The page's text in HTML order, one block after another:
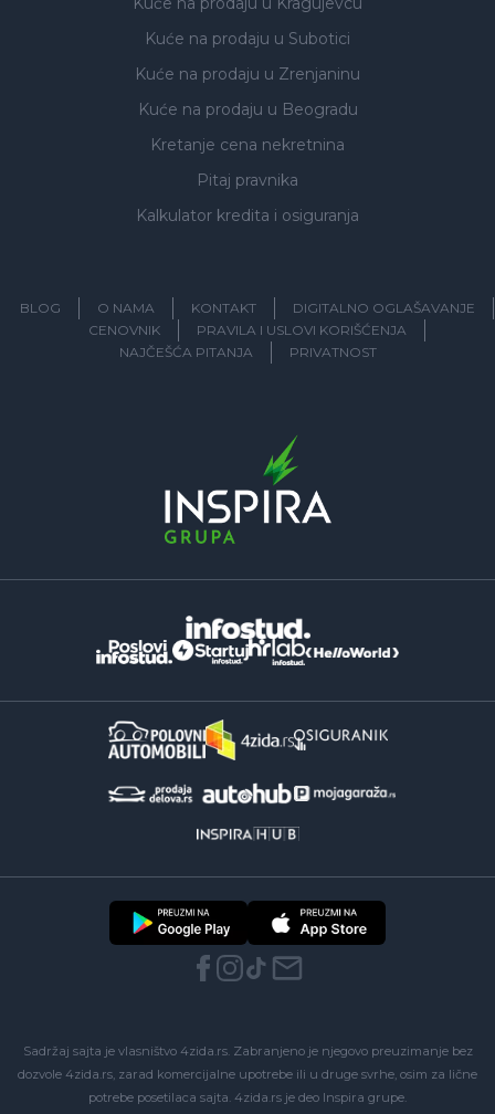
Kuće na prodaju u Subotici
Kuće na prodaju u Zrenjaninu
Kuće na prodaju u Beogradu
Kretanje cena nekretnina
Pitaj pravnika
Kalkulator kredita i osiguranja
BLOG O NAMA KONTAKT
DIGITALNO OGLAŠAVANJE
CENOVNIK
PRAVILA I USLOVI KORIŠĆENJA
NAJČEŠĆA PITANJA
PRIVATNOST
Sadržaj sajta je vlasništvo 4zida.rs. Zabranjeno je njegovo preuzimanje bez
dozvole 4zida.rs, zarad komercijalne upotrebe ili u druge svrhe, osim za lične
potrebe posetilaca sajta. 4zida.rs je deo Inspira grupe.